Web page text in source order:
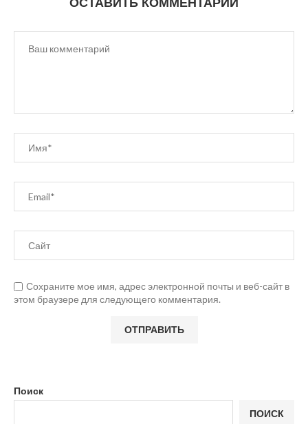
Сохраните мое имя, адрес электронной почты и веб-сайт в
этом браузере для следующего комментария.
Поиск
ПОИСК